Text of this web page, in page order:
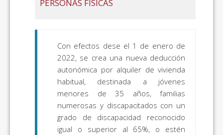
PERSONAS FÍSICAS
Con efectos dese el 1 de enero de
2022, se crea una nueva deducción
autonómica por alquiler de vivienda
habitual, destinada a jóvenes
menores de 35 años, familias
numerosas y discapacitados con un
grado de discapacidad reconocido
igual o superior al 65%, o estén